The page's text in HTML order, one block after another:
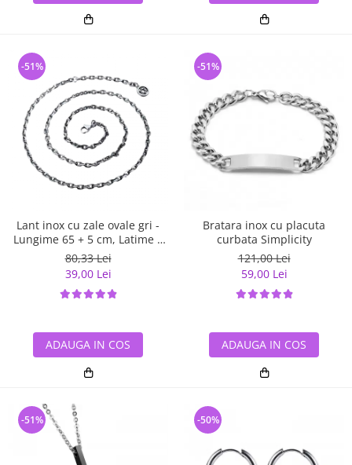
Lant inox cu zale ovale gri -
Lungime 65 + 5 cm, Latime 4
mm
80,33 Lei
39,00 Lei
-51%
ADAUGA IN COS
Bratara inox cu placuta
curbata Simplicity
121,00 Lei
59,00 Lei
-51%
ADAUGA IN COS
-51% -50%